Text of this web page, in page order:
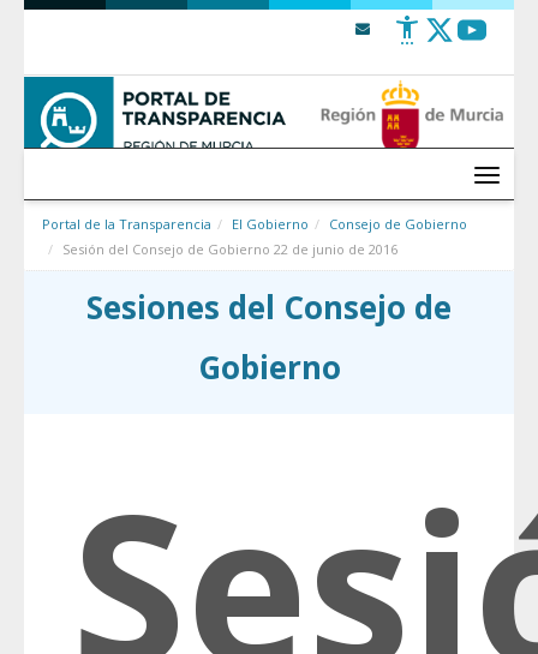
Saltar al contenido
Menú
Portal de la Transparencia El Gobierno
Consejo de Gobierno
Sesión del Consejo de Gobierno 22 de junio de 2016
Sesiones del Consejo de
Gobierno